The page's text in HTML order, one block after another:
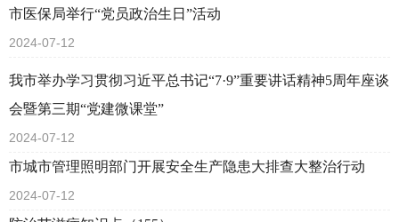
市医保局举行“党员政治生日”活动
2024-07-12
我市举办学习贯彻习近平总书记“7·9”重要讲话精神5周年座谈
会暨第三期“党建微课堂”
2024-07-12
市城市管理照明部门开展安全生产隐患大排查大整治行动
2024-07-12